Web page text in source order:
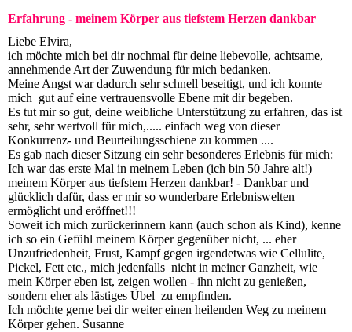
Erfahrung - meinem Körper aus tiefstem Herzen dankbar
Liebe Elvira,
ich möchte mich bei dir nochmal für deine liebevolle, achtsame,
annehmende Art der Zuwendung für mich bedanken.
Meine Angst war dadurch sehr schnell beseitigt, und ich konnte
mich gut auf eine vertrauensvolle Ebene mit dir begeben.
Es tut mir so gut, deine weibliche Unterstützung zu erfahren, das ist
sehr, sehr wertvoll für mich,..... einfach weg von dieser
Konkurrenz- und Beurteilungsschiene zu kommen ....
Es gab nach dieser Sitzung ein sehr besonderes Erlebnis für mich:
Ich war das erste Mal in meinem Leben (ich bin 50 Jahre alt!)
meinem Körper aus tiefstem Herzen dankbar! - Dankbar und
glücklich dafür, dass er mir so wunderbare Erlebniswelten
ermöglicht und eröffnet!!!
Soweit ich mich zurückerinnern kann (auch schon als Kind), kenne
ich so ein Gefühl meinem Körper gegenüber nicht, ... eher
Unzufriedenheit, Frust, Kampf gegen irgendetwas wie Cellulite,
Pickel, Fett etc., mich jedenfalls nicht in meiner Ganzheit, wie
mein Körper eben ist, zeigen wollen - ihn nicht zu genießen,
sondern eher als lästiges Übel zu empfinden.
Ich möchte gerne bei dir weiter einen heilenden Weg zu meinem
Körper gehen. Susanne